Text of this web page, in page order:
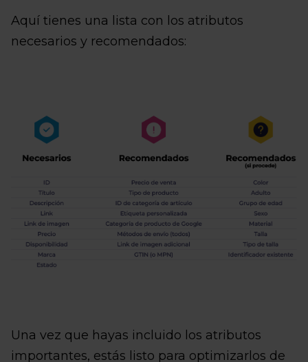
Aquí tienes una lista con los atributos
necesarios y recomendados:
Una vez que hayas incluido los atributos
importantes, estás listo para optimizarlos de